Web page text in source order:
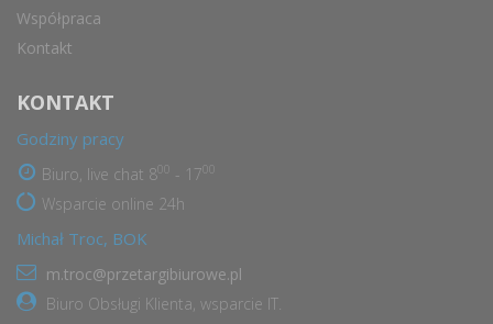
Współpraca
Kontakt
KONTAKT
Godziny pracy
Biuro, live chat 8 - 17
Wsparcie online 24h
Michał Troc, BOK
m.troc@przetargibiurowe.pl
Biuro Obsługi Klienta, wsparcie IT.